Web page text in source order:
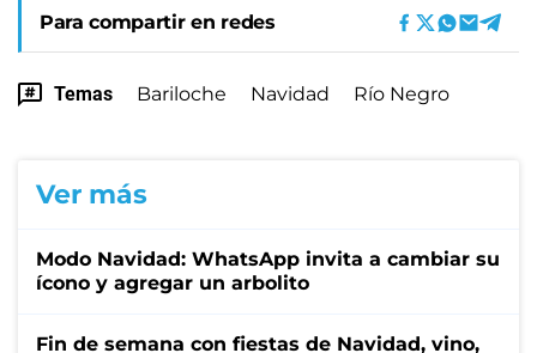
Para compartir en redes
Temas Bariloche Navidad Río Negro
Ver más
Modo Navidad: WhatsApp invita a cambiar su
ícono y agregar un arbolito
Fin de semana con fiestas de Navidad, vino,